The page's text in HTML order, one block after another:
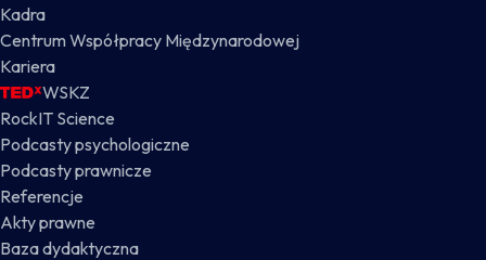
Kadra
Centrum Współpracy Międzynarodowej
Kariera
WSKZ
RockIT Science
Podcasty psychologiczne
Podcasty prawnicze
Referencje
Akty prawne
Baza dydaktyczna